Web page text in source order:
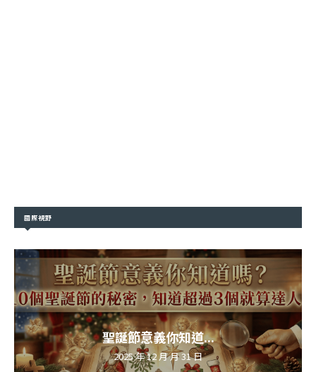
國際視野
聖誕節意義你知道...
2025 年 12 月 月 31 日